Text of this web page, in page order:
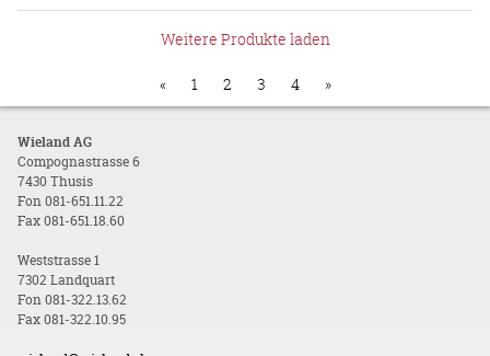
Weitere Produkte laden
« 1 2 3 4 »
Wieland AG
Compognastrasse 6
7430 Thusis
Fon 081-651.11.22
Fax 081-651.18.60
Weststrasse 1
7302 Landquart
Fon 081-322.13.62
Fax 081-322.10.95